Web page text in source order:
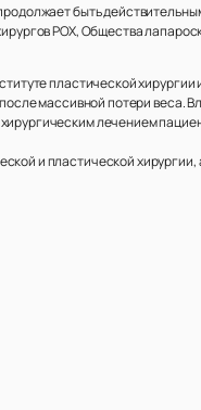
быть
РОХ, Общества
пластической
массивной потери
лечением
и пластической хирургии,